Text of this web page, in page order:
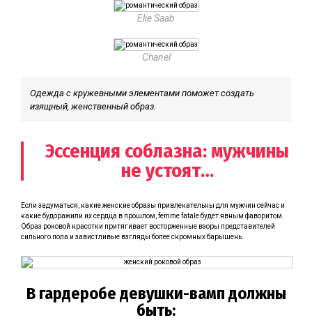
Elie Saab
Chanel
Одежда с кружевными элементами поможет создать
изящный, женственный образ.
Эссенция соблазна: мужчины
не устоят…
Если задуматься, какие женские образы привлекательны для мужчин сейчас и
какие будоражили их сердца в прошлом, femme fatale будет явным фаворитом.
Образ роковой красотки притягивает восторженные взоры представителей
сильного пола и завистливые взгляды более скромных барышень.
В гардеробе девушки-вамп должны
быть: